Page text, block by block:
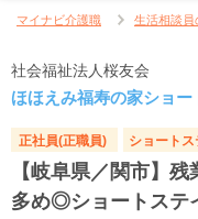
マイナビ介護職 生活相談員
社会福祉法人桜友会
ほほえみ福寿の家ショー
正社員(正職員) ショートス
【岐阜県／関市】
多め◎ショートステ